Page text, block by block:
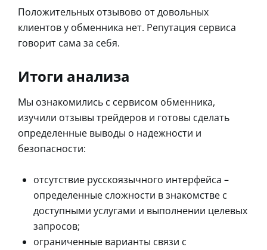
Положительных отзывово от довольных
клиентов у обменника нет. Репутация сервиса
говорит сама за себя.
Итоги анализа
Мы ознакомились с сервисом обменника,
изучили отзывы трейдеров и готовы сделать
определенные выводы о надежности и
безопасности:
отсутствие русскоязычного интерфейса –
определенные сложности в знакомстве с
доступными услугами и выполнении целевых
запросов;
ограниченные варианты связи с